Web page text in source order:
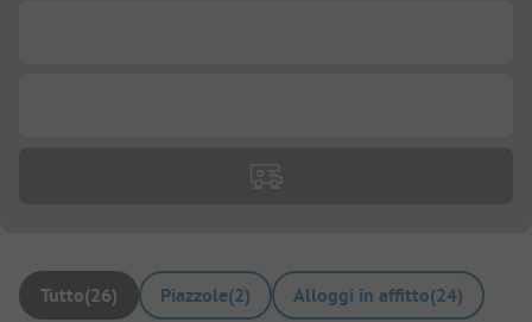
Tutto(26) Piazzole(2) Alloggi in affitto(24)